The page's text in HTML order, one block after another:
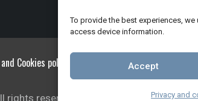
To provide the best experiences,
access device information.
Accept
Privacy and
Terms and
Cookies policy
rights reserved.